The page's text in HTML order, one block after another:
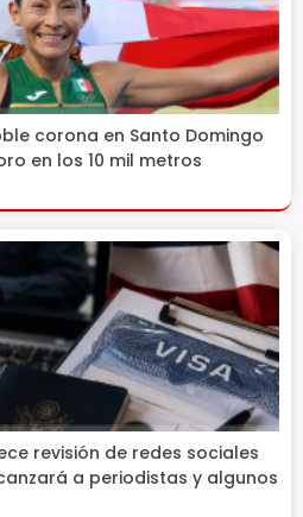
corona en Santo Domingo
en los 10 mil metros
revisión de redes sociales
a periodistas y algunos